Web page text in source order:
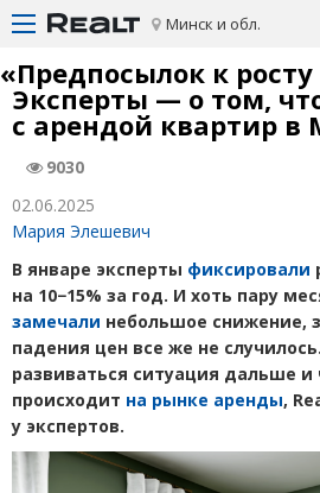
Минск и обл.
«Предпосылок к
Эксперты — о том,
с арендой квартир в
9030
02.06.2025
Мария Элешевич
В январе эксперты фиксировали
на 10−15% за год. И хоть пару
замечали небольшое снижение,
падения цен все же не
развиваться ситуация дальше и
происходит на рынке аренды,
у экспертов.